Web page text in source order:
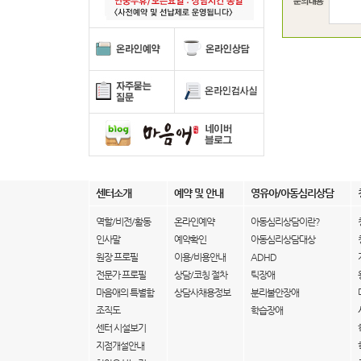
센터소개 예약 및 안내 영유아/아동심리상담
역할/비전/활동
인사말
원장 프로필
전문가 프로필
마음애의 특별함
조직도
센터 시설보기
지점개설안내
온라인예약
예약확인
이용/비용안내
상담/코칭 절차
상담사채용정보
아동심리상담이란?
아동심리상담대상
ADHD
틱장애
분리불안장애
학습장애